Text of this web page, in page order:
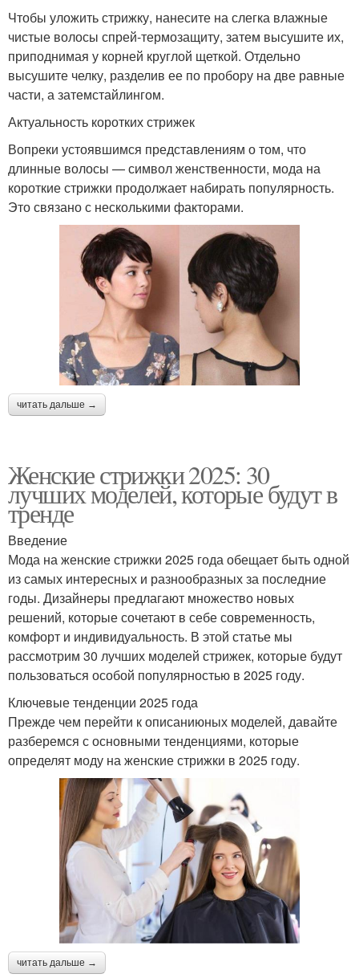
Чтобы уложить стрижку, нанесите на слегка влажные
чистые волосы спрей-термозащиту, затем высушите их,
приподнимая у корней круглой щеткой. Отдельно
высушите челку, разделив ее по пробору на две равные
части, а затемстайлингом.
Актуальность коротких стрижек
Вопреки устоявшимся представлениям о том, что
длинные волосы — символ женственности, мода на
короткие стрижки продолжает набирать популярность.
Это связано с несколькими факторами.
читать дальше →
Женские стрижки 2025: 30
лучших моделей, которые будут в
тренде
Введение
Мода на женские стрижки 2025 года обещает быть одной
из самых интересных и разнообразных за последние
годы. Дизайнеры предлагают множество новых
решений, которые сочетают в себе современность,
комфорт и индивидуальность. В этой статье мы
рассмотрим 30 лучших моделей стрижек, которые будут
пользоваться особой популярностью в 2025 году.
Ключевые тенденции 2025 года
Прежде чем перейти к описаниюных моделей, давайте
разберемся с основными тенденциями, которые
определят моду на женские стрижки в 2025 году.
читать дальше →